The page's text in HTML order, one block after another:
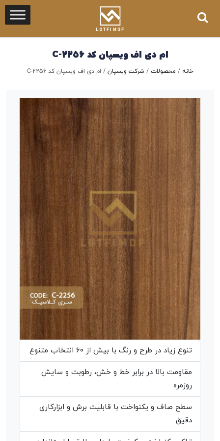
ام دی اف ویسپان کد C-2256
خانه / محصولات / شرکت ویسپان / ام دی اف ویسپان کد C-2256
تنوع زیاد در طرح و رنگ با بیش از 60 انتخاب متنوع
مقاومت بالا در برابر خط و خش، رطوبت و سایش
روزمره
سطح صاف و یکنواخت با قابلیت برش و ابزارکاری
دقیق